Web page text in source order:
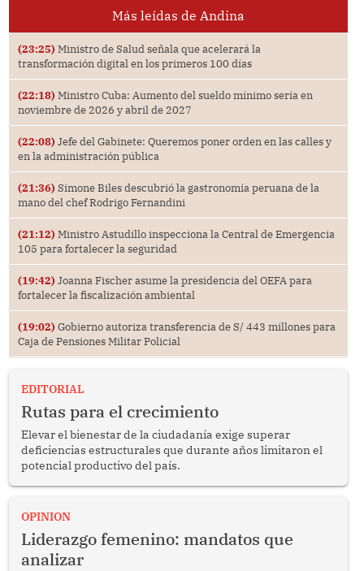
Más leídas de Andina
(23:25) Ministro de Salud señala que acelerará la
transformación digital en los primeros 100 días
(22:18) Ministro Cuba: Aumento del sueldo mínimo sería en
noviembre de 2026 y abril de 2027
(22:08) Jefe del Gabinete: Queremos poner orden en las calles y
en la administración pública
(21:36) Simone Biles descubrió la gastronomía peruana de la
mano del chef Rodrigo Fernandini
(21:12) Ministro Astudillo inspecciona la Central de Emergencia
105 para fortalecer la seguridad
(19:42) Joanna Fischer asume la presidencia del OEFA para
fortalecer la fiscalización ambiental
(19:02) Gobierno autoriza transferencia de S/ 443 millones para
Caja de Pensiones Militar Policial
EDITORIAL
Rutas para el crecimiento
Elevar el bienestar de la ciudadanía exige superar
deficiencias estructurales que durante años limitaron el
potencial productivo del país.
OPINION
Liderazgo femenino: mandatos que
analizar